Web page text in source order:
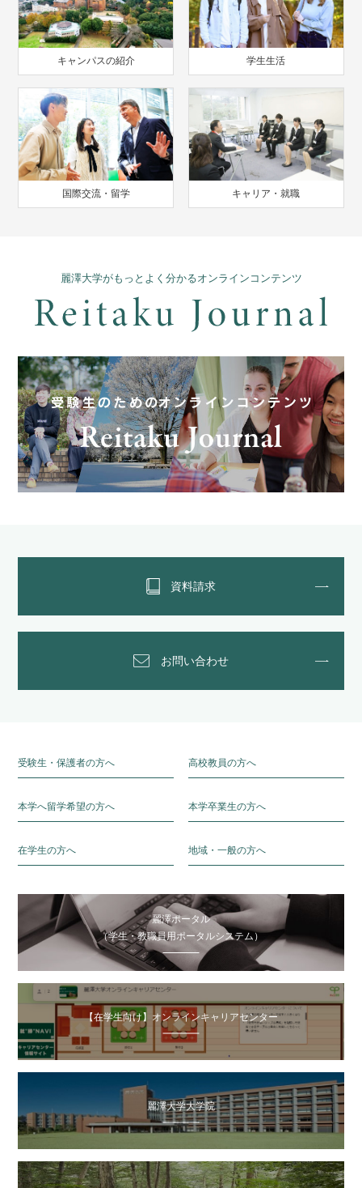
キャンパスの紹介 学生生活
国際交流・留学 キャリア・就職
麗澤大学がもっとよく分かるオンラインコンテンツ
資料請求
お問い合わせ
受験生・保護者の方へ 高校教員の方へ
本学へ留学希望の方へ 本学卒業生の方へ
在学生の方へ 地域・一般の方へ
麗澤ポータル
（学生・教職員用ポータルシステム）
【在学生向け】オンラインキャリアセンター
麗澤大学大学院